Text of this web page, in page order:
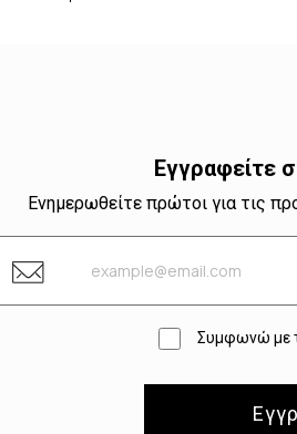
Εγγραφείτε
Ενημερωθείτε πρώτοι για τις
Συμφωνώ με